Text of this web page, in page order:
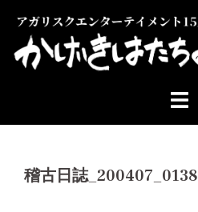
稽古日誌_200407_0138